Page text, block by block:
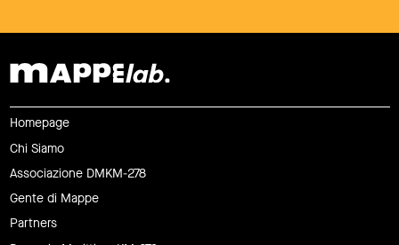
Homepage
Chi Siamo
Associazione DMKM-278
Gente di Mappe
Partners